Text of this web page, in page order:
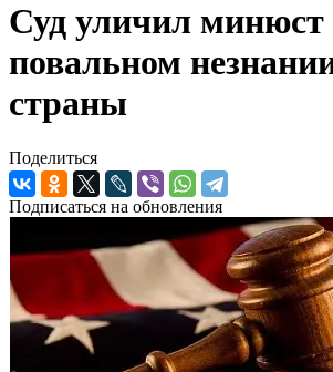
Суд уличил
повальном
страны
Поделиться
Подписаться на обновления